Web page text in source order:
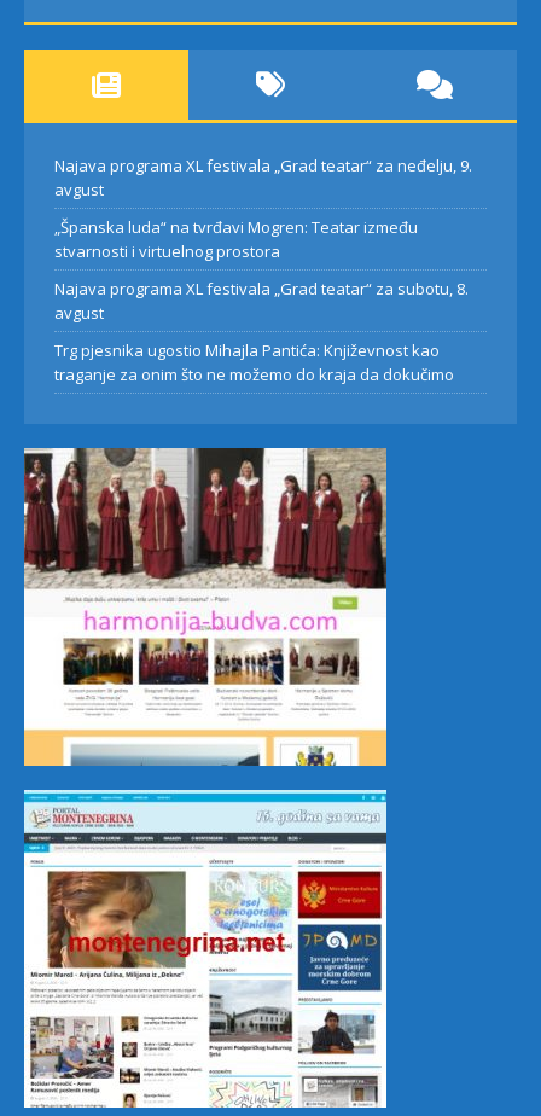
Najava programa XL festivala „Grad teatar“ za neđelju, 9.
avgust
„Španska luda“ na tvrđavi Mogren: Teatar između
stvarnosti i virtuelnog prostora
Najava programa XL festivala „Grad teatar“ za subotu, 8.
avgust
Trg pjesnika ugostio Mihajla Pantića: Književnost kao
traganje za onim što ne možemo do kraja da dokučimo